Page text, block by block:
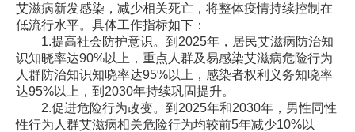
艾滋病新发感染，减少相关死亡，将整体疫情持续控制在
低流行水平。具体工作指标如下：
1.提高社会防护意识。到2025年，居民艾滋病防治知
识知晓率达90%以上，重点人群及易感染艾滋病危险行为
人群防治知识知晓率达95%以上，感染者权利义务知晓率
达95%以上，到2030年持续巩固提升。
2.促进危险行为改变。到2025年和2030年，男性同性
性行为人群艾滋病相关危险行为均较前5年减少10%以